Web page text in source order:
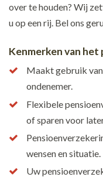
over te houden? Wij
u op een rij. Bel ons
Kenmerken van
Maakt gebruik
ondenemer.
Flexibele
of sparen voor
wensen en situatie.
Uw